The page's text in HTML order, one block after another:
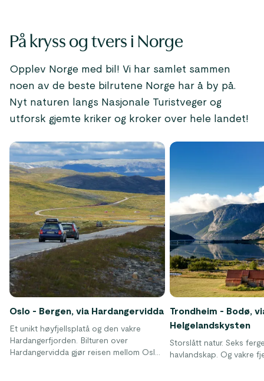
På kryss og tvers i Norge
Opplev Norge med bil! Vi har samlet sammen
noen av de beste bilrutene Norge har å by på.
Nyt naturen langs Nasjonale Turistveger og
utforsk gjemte kriker og kroker over hele landet!
Oslo - Bergen, via Hardangervidda
Et unikt høyfjellsplatå og den vakre
Hardangerfjorden. Bilturen over
Hardangervidda gjør reisen mellom Oslo
Trondheim - Bodø,
Helgelandskysten
Storslått natur. Seks
havlandskap. Og vakre